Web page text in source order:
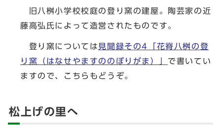
旧八桝小学校校庭の登り窯の建屋。陶芸家の近
藤高弘氏によって造営されたものです。
登り窯については 見聞録その4「花脊八桝の登
り窯（はなせやますののぼりがま）」 で書いてい
ますので、こちらもどうぞ。
松上げの里へ